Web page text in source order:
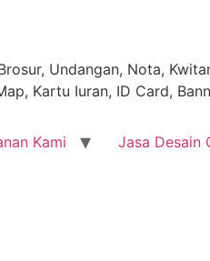
Undangan, Nota,
Kartu Iuran, ID Card,
Kami Jasa Desain